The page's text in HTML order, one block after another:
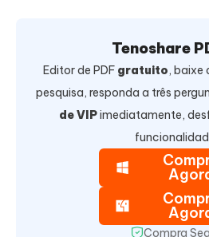
Tenoshare
Editor de PDF gratuito, baixe
pesquisa, responda a três
de VIPimediatamente,
Compra